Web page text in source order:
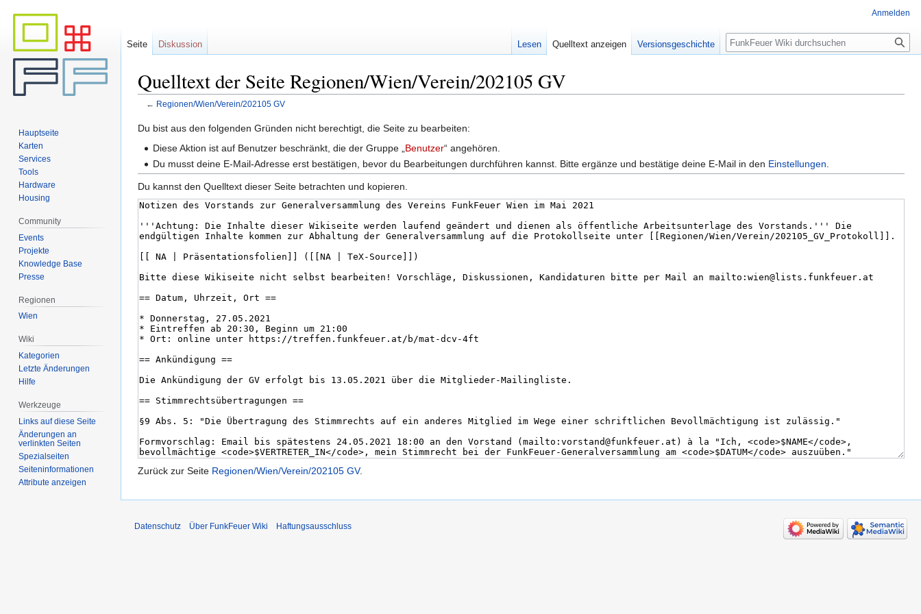
Quelltext der Seite Regionen/Wien/Verein/202105 GV
← Regionen/Wien/Verein/202105 GV
Zur
Navigation
Zur
Suche
Du bist aus den folgenden Gründen nicht berechtigt, die Seite zu bearbeiten:
Diese Aktion ist auf Benutzer beschränkt, die der Gruppe „ Benutzer“ angehören.
Du musst deine E-Mail-Adresse erst bestätigen, bevor du Bearbeitungen durchführen kannst. Bitte ergänze und bestätige deine E-Mail in den Einstellungen
Du kannst den Quelltext dieser Seite betrachten und kopieren.
Zurück zur Seite Regionen/Wien/Verein/202105 GV.
Anmelden
Seite Diskussion Lesen Quelltext anzeigen Versionsgeschichte
Suche
Hauptseite
Karten
Services
Tools
Hardware
Housing
Community
Events
Projekte
Knowledge Base
Presse
Regionen
Wien
Wiki
Kategorien
Letzte Änderungen
Hilfe
Werkzeuge
Links auf diese Seite
Änderungen an
verlinkten Seiten
Spezialseiten
Seiten­informationen
Attribute anzeigen
Datenschutz Über FunkFeuer Wiki Haftungsausschluss